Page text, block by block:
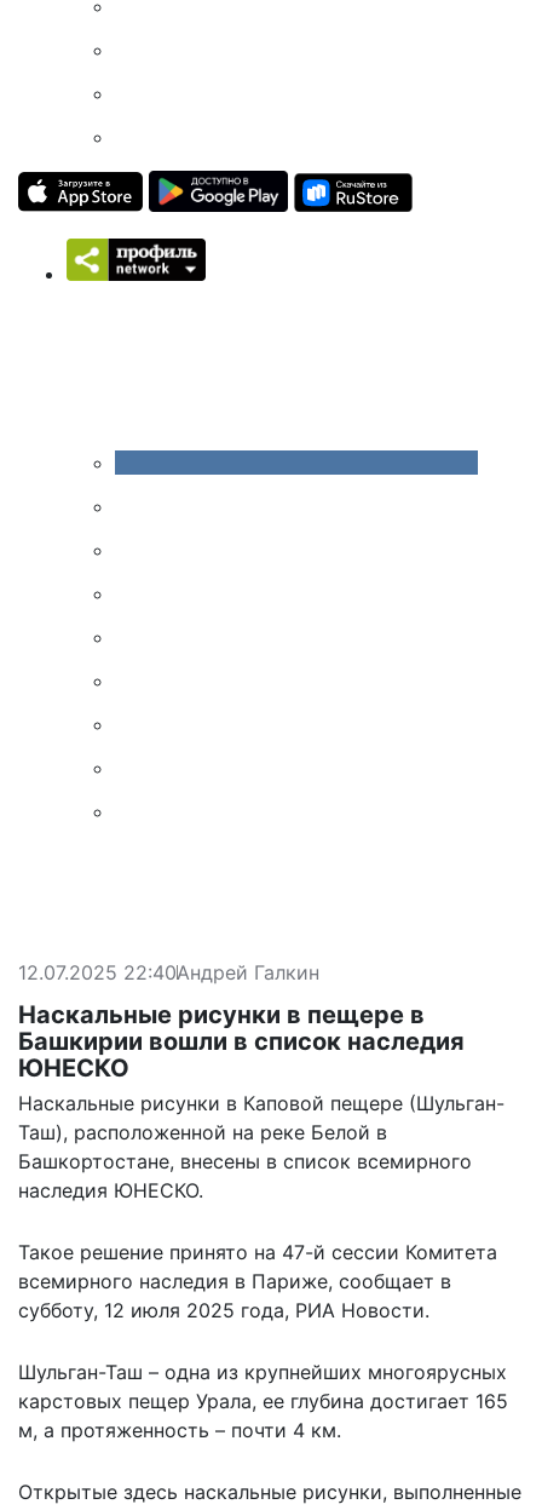
12.07.2025 22:40Андрей Галкин
Наскальные рисунки в пещере в
Башкирии вошли в список наследия
ЮНЕСКО
Наскальные рисунки в Каповой пещере (Шульган-
Таш), расположенной на реке Белой в
Башкортостане, внесены в список всемирного
наследия ЮНЕСКО.
Такое решение принято на 47-й сессии Комитета
всемирного наследия в Париже, сообщает в
субботу, 12 июля 2025 года, РИА Новости.
Шульган-Таш – одна из крупнейших многоярусных
карстовых пещер Урала, ее глубина достигает 165
м, а протяженность – почти 4 км.
Открытые здесь наскальные рисунки, выполненные